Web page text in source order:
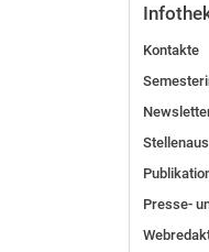
Kontakte
Presse-